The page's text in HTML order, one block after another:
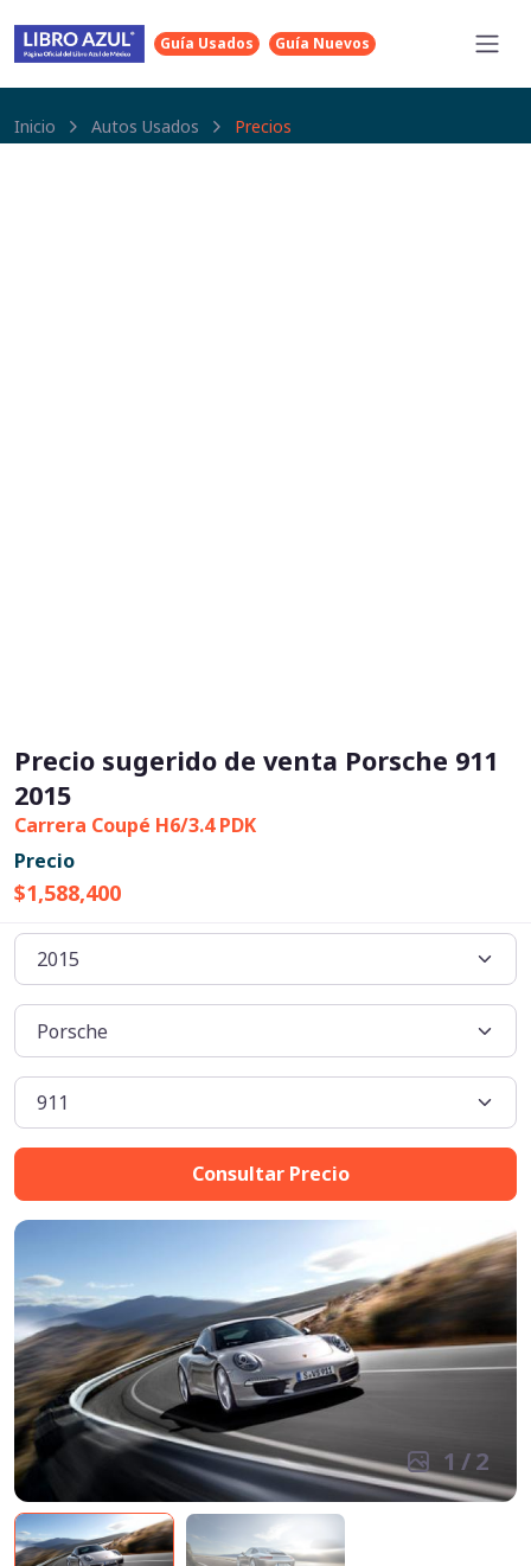
Guía Usados Guía Nuevos
Inicio Autos Usados Precios
Precio sugerido de venta Porsche 911
2015
Carrera Coupé H6/3.4 PDK
Precio
$1,588,400
Consultar Precio
1 /2